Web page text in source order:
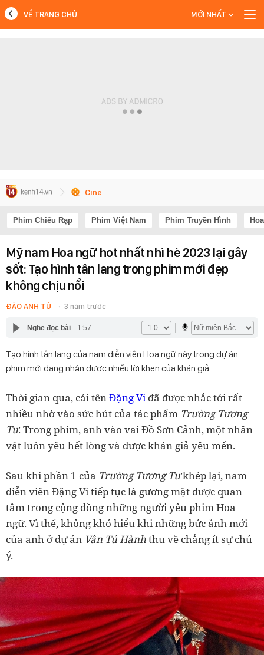
VỀ TRANG CHỦ MỚI NHẤT
Cine
Phim Chiếu Rạp Phim Việt Nam Phim Truyền Hình
Mỹ nam Hoa ngữ hot nhất nhì hè 2023 lại gây
sốt: Tạo hình tân lang trong phim mới đẹp
không chịu nổi
ĐÀO ANH TÚ 3 năm trước
Nghe đọc bài 1:57
Tạo hình tân lang của nam diễn viên Hoa ngữ này trong dự án
phim mới đang nhận được nhiều lời khen của khán giả.
Thời gian qua, cái tênĐặng Viđã được nhắc tới rất
nhiều nhờ vào sức hút của tác phẩm Trường Tương
Tư. Trong phim, anh vào vai Đồ Sơn Cảnh, một nhân
vật luôn yêu hết lòng và được khán giả yêu mến.
Sau khi phần 1 của Trường Tương Tưkhép lại, nam
diễn viên Đặng Vi tiếp tục là gương mặt được quan
tâm trong cộng đồng những người yêu phim Hoa
ngữ. Vì thế, không khó hiểu khi những bức ảnh mới
của anh ở dự án Vân Tú Hànhthu về chẳng ít sự chú
ý.